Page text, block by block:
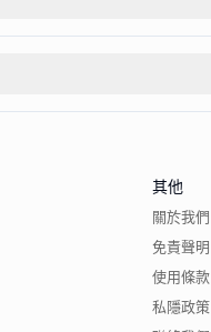
其他
關於我們
免責聲明
使用條款
私隱政策